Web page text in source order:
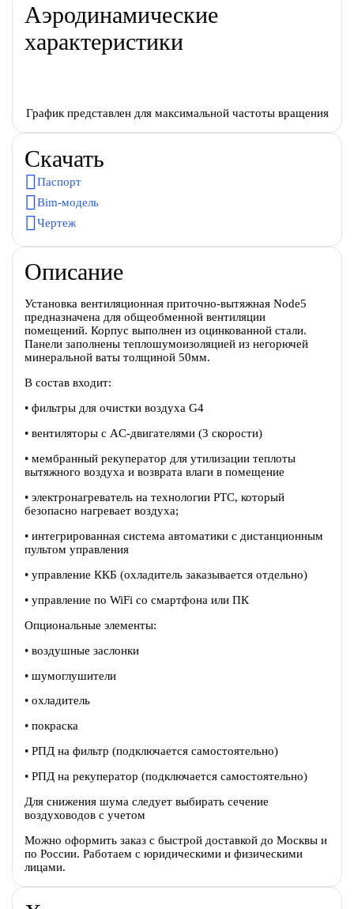
Аэродинамические
характеристики
График представлен для максимальной частоты вращения
Скачать
Паспорт
Bim-модель
Чертеж
Описание
Установка вентиляционная приточно-вытяжная Node5
предназначена для общеобменной вентиляции
помещений. Корпус выполнен из оцинкованной стали.
Панели заполнены теплошумоизоляцией из негорючей
минеральной ваты толщиной 50мм.
В состав входит:
• фильтры для очистки воздуха G4
• вентиляторы с AC-двигателями (3 скорости)
• мембранный рекуператор для утилизации теплоты
вытяжного воздуха и возврата влаги в помещение
• электронагреватель на технологии PTC, который
безопасно нагревает воздуха;
• интегрированная система автоматики с дистанционным
пультом управления
• управление ККБ (охладитель заказывается отдельно)
• управление по WiFi со смартфона или ПК
Опциональные элементы:
• воздушные заслонки
• шумоглушители
• охладитель
• покраска
• РПД на фильтр (подключается самостоятельно)
• РПД на рекуператор (подключается самостоятельно)
Для снижения шума следует выбирать сечение
воздуховодов с учетом
Можно оформить заказ с быстрой доставкой до Москвы и
по России. Работаем с юридическими и физическими
лицами.